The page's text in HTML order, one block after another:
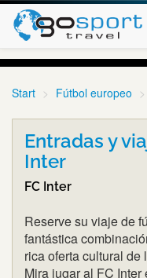
Start Fútbol europeo
Entradas y
Inter
FC Inter
Reserve su viaje de
fantástica
rica oferta cultural de
Mira jugar al FC